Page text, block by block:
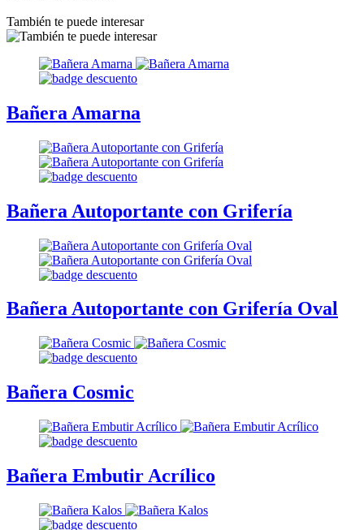
También te puede interesar
Bañera Amarna
Bañera Autoportante con Grifería
Bañera Autoportante con Grifería Oval
Bañera Cosmic
Bañera Embutir Acrílico